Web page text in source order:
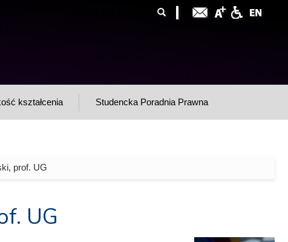
kształcenia Studencka Poradnia Prawna
prof. UG
UG